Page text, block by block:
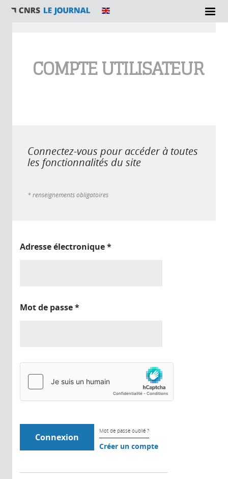
COMPTE UTILISATEUR
Connectez-vous pour accéder à toutes
les fonctionnalités du site
* renseignements obligatoires
Adresse électronique*
Mot de passe*
Mot de passe oublié ?
Créer un compte